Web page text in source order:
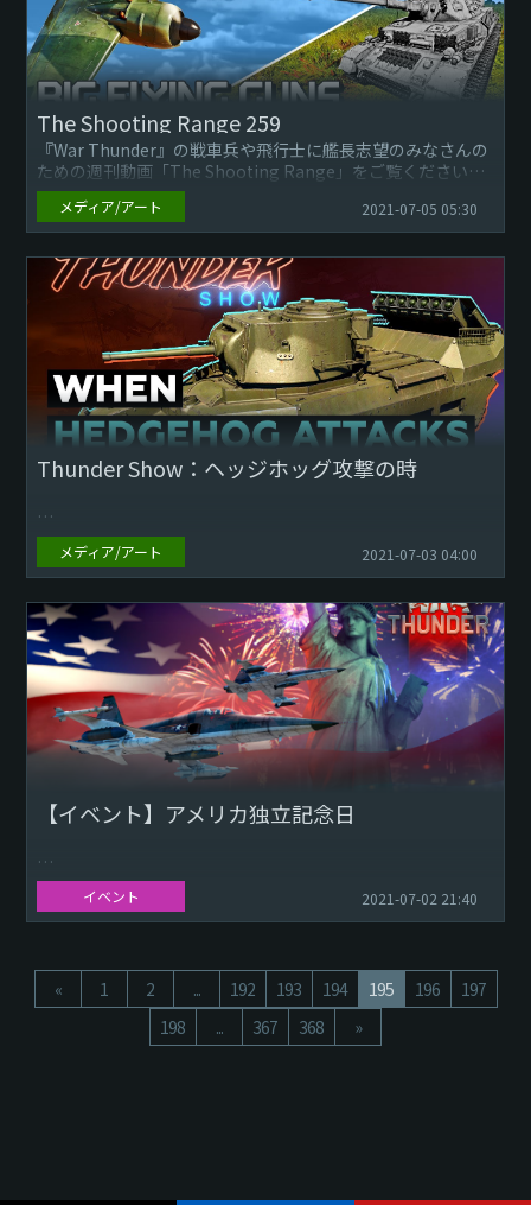
The Shooting Range 259
『War Thunder』の戦車兵や飛行士に艦長志望のみなさんの
ための週刊動画「The Shooting Range」をご覧ください。
今回のエピソードでは、下記についてご...
メディア/アート 2021-07-05 05:30
Thunder Show：ヘッジホッグ攻撃の時
プレイヤーの皆さま！ 新しくなったThunder Showの時間で
す！カテゴリーを選ぶ必要がなくなりました！
今週最高だった動画だけをご紹...
メディア/アート 2021-07-03 04:00
【イベント】アメリカ独立記念日
Download Wallpaper: 1920x1080 2560x1440
今年の7月4日は、アメリカ独立戦争の火種となり、結果的に
イベント 2021-07-02 21:40
« 1 2 ... 192 193 194 195 196
197
198
... 367 368 »